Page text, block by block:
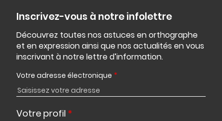
Inscrivez-vous à notre infolettre
Découvrez toutes nos astuces en orthographe
et en expression ainsi que nos actualités en vous
inscrivant à notre lettre d’information.
Votre adresse électronique *
Votre profil *